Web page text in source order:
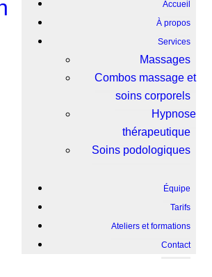
Accueil
À propos
Services
Massages
Combos massage et
soins corporels
Hypnose
thérapeutique
Soins podologiques
Équipe
Tarifs
Ateliers et formations
Contact